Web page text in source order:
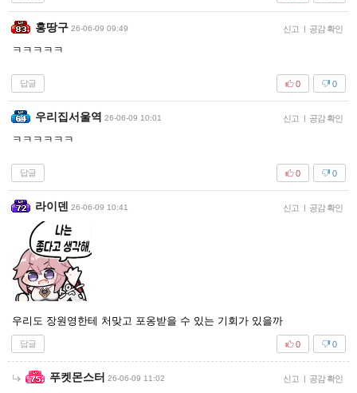
홍땅구 26-06-09 09:49 신고 | 공감 확인
ㅋㅋㅋㅋㅋ
답글 0
0
우리집서울역 26-06-09 10:01 신고 | 공감 확인
ㅋㅋㅋㅋㅋㅋ
답글 0
0
라이덴 26-06-09 10:41 신고 | 공감 확인
우리도 장원영한테 처맞고 포옹받을 수 있는 기회가 있을까
답글 0
0
푸켓몬스터 26-06-09 11:02 신고 | 공감 확인